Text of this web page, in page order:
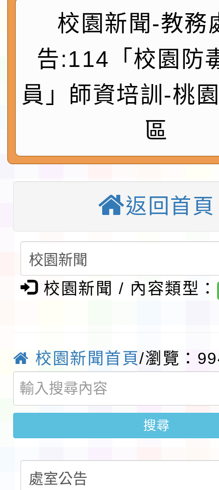
實施要點各1份
函轉國家通訊傳播委
鎮韌性（防空）演習－
速演練執行計畫」
「115年金融知識線上
法」
本校115學年度第1學
第3次招考代課鐘點教
告(不再辦理後續甄選)
檢送「桃園市115學年
賽實施要點」1份
本市「115學年度學生
程安排一案
「桃園市補助參觀特色
展演活動實施計畫」
教育部校安中心白海
淨零綠領人才培育課程
檢送桃園市115學年度
及師生本土語及新住民
115年食農教育專業人
速演練執行計畫」
法」
本校115學年度第1學
第3次招考代課鐘點教
告(不再辦理後續甄選)
檢送「桃園市115學年
賽實施要點」1份
本市「115學年度學生
「桃園市補助參觀特色
展演活動實施計畫」
校園新聞-教務
告:114「校園防
員」師資培訓-桃
區
返回首頁
校園新聞 / 內容類型：
校園新聞首頁/瀏覽：
搜尋